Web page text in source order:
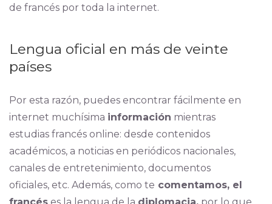
de francés por toda la internet.
Lengua oficial en más de veinte
países
Por esta razón, puedes encontrar fácilmente en
internet muchísima información mientras
estudias francés online: desde contenidos
académicos, a noticias en periódicos nacionales,
canales de entretenimiento, documentos
oficiales, etc. Además, como te comentamos, el